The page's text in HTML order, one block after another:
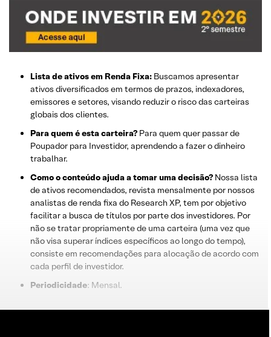
Lista de ativos em Renda Fixa: Buscamos apresentar
ativos diversificados em termos de prazos, indexadores,
emissores e setores, visando reduzir o risco das carteiras
globais dos clientes.
Para quem é esta carteira? Para quem quer passar de
Poupador para Investidor, aprendendo a fazer o dinheiro
trabalhar.
Como o conteúdo ajuda a tomar uma decisão? Nossa lista
de ativos recomendados, revista mensalmente por nossos
analistas de renda fixa do Research XP, tem por objetivo
facilitar a busca de títulos por parte dos investidores. Por
não se tratar propriamente de uma carteira (uma vez que
não visa superar índices específicos ao longo do tempo),
consiste em recomendações para alocação de acordo com
cada perfil de investidor.
Periodicidade: Mensal.